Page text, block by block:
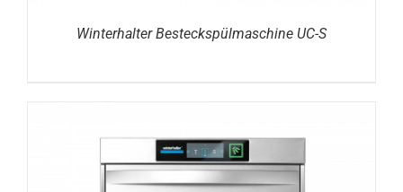
Winterhalter Besteckspülmaschine UC-S